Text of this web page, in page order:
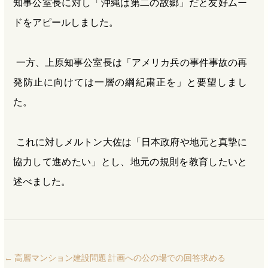
ドをアピールしました。
一方、上原知事公室長は「アメリカ兵の事件事故の再
発防止に向けては一層の綱紀粛正を」と要望しまし
た。
これに対しメルトン大佐は「日本政府や地元と真摯に
協力して進めたい」とし、地元の規則を教育したいと
述べました。
← 高層マンション建設問題 計画への公の場での回答求める